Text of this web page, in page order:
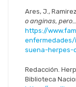
Ares, J.,
o anginas,
https://
suena-herpes-
Redacción.
Biblioteca